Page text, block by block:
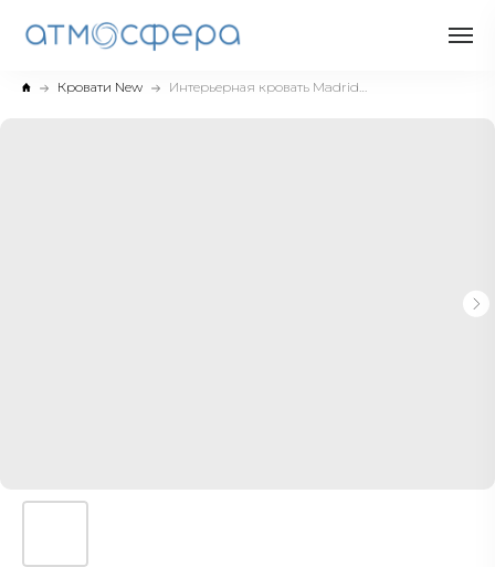
Кровати New Интерьерная кровать Madrid для гостиниц